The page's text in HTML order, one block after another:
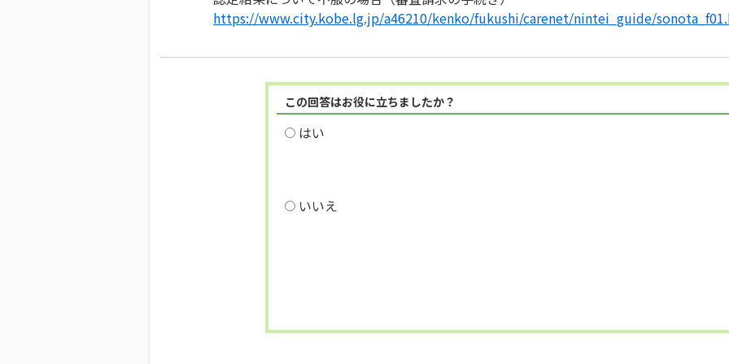
https://www.city.kobe.lg.jp/a46210/kenko/fukushi/carenet/nintei_guide/
この回答はお役に立ちましたか？
はい
いいえ